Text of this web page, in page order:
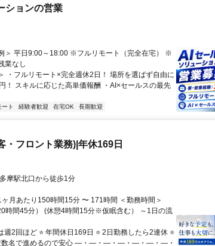
ションの営業
＞ 平日9:00～18:00 ※フルリモート（完全在宅） ※
業なし
・フルリモート×完全週休2日！ 場所を選ばず自由に
！ スキルに応じた高単価報酬 ・AI×セールスの最先
ート 経験者歓迎 在宅OK 長期歓迎
・フロント業務)|年休169日
摩駅北口から徒歩1分
月あたり150時間15分 〜 171時間 ＜勤務時間＞
時間45分） (休憩4時間15分※仮眠含む） ～1日の流
週2回ほど ⭐ 年間休日169日 ⭐ 2日勤務したら2連休 ⭐
数名で進めるので安心 ―・―・―・―・―・―・―・